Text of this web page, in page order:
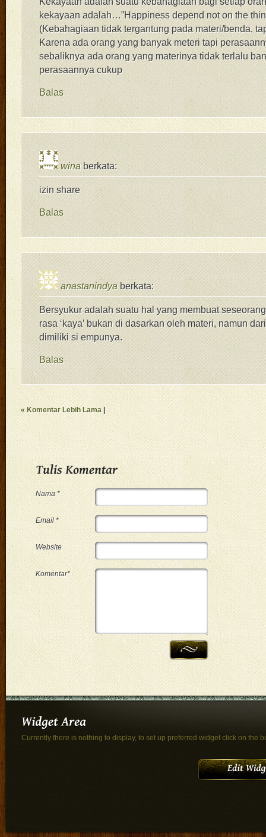
kekayaan adalah…”Happiness depend not on the
(Kebahagiaan tidak tergantung pada materi/benda,
Karena ada orang yang banyak meteri tapi
sebaliknya ada orang yang materinya tidak terlalu
perasaannya cukup
Balas
wina berkata:
izin share
Balas
anastanindya berkata:
Bersyukur adalah suatu hal yang membuat
rasa ‘kaya’ bukan di dasarkan oleh materi, namun
dimiliki si empunya.
Balas
« Komentar Lebih Lama |
Nama *
Email *
Website
Komentar*
Currently there is nothing to display, to set up preferred widget click on the